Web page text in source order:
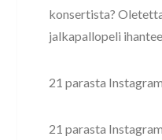
konsertista?
jalkapallopeli
21 parasta
21 parasta